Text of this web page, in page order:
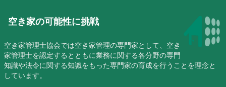
空き家の可能性に挑戦
空き家管理士協会では空き家管理の専門家として、空き
家管理士を認定するとともに業務に関する各分野の専門
知識や法令に関する知識をもった専門家の育成を行うことを理念と
しています。